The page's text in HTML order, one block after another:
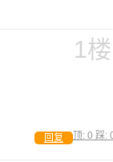
1楼
顶: 0 踩:
回复